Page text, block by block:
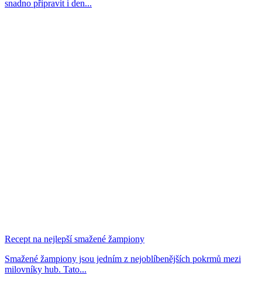
snadno připravit i den...
Recept na nejlepší smažené žampiony
Smažené žampiony jsou jedním z nejoblíbenějších pokrmů mezi
milovníky hub. Tato...